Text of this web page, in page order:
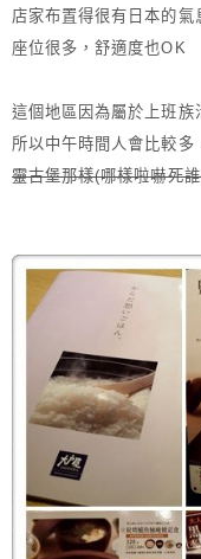
店家布置得很有日本的氣
座位很多，舒適度也OK
這個地區因為屬於上班族
所以中午時間人會比較
靈古堡那樣(哪樣啦嚇死